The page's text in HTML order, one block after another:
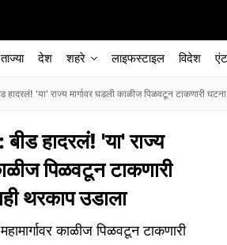
ताज्या देश शहरे लाइफस्टाइल विदेश
'या' राज्य मार्गावर घडली काळीज पिळवटून टाकणारी
हादरलं! 'या' राज्य
पिळवटून टाकणारी
थरकाप उडाला
काळीज पिळवटून टाकणारी